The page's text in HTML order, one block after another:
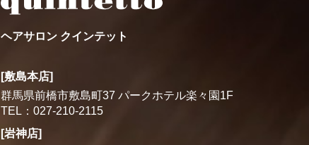
ヘアサロン クインテット
[敷島本店]
群馬県前橋市敷島町37 パークホテル楽々園1F
TEL：027-210-2115
[岩神店]